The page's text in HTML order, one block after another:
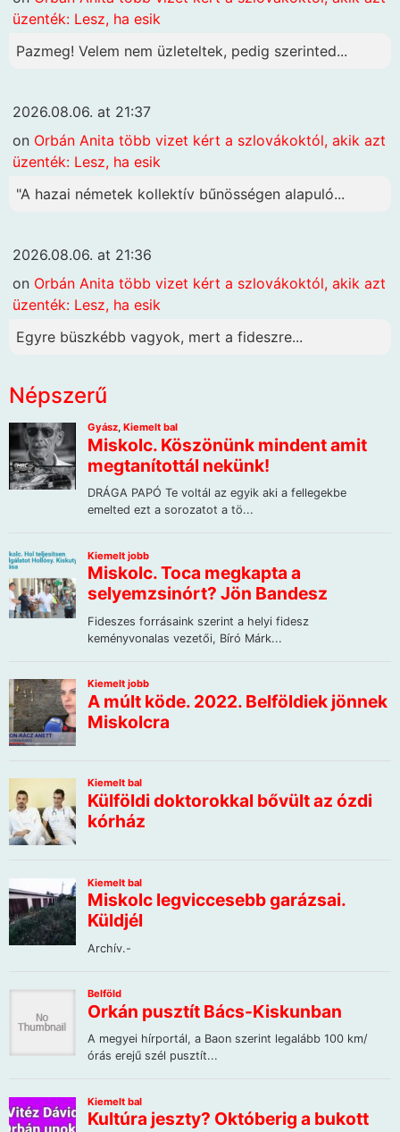
üzenték: Lesz, ha esik
Pazmeg! Velem nem üzleteltek, pedig szerinted...
2026.08.06. at 21:37
on Orbán Anita több vizet kért a szlovákoktól, akik azt
üzenték: Lesz, ha esik
"A hazai németek kollektív bűnösségen alapuló...
2026.08.06. at 21:36
on Orbán Anita több vizet kért a szlovákoktól, akik azt
üzenték: Lesz, ha esik
Egyre büszkébb vagyok, mert a fideszre...
Népszerű